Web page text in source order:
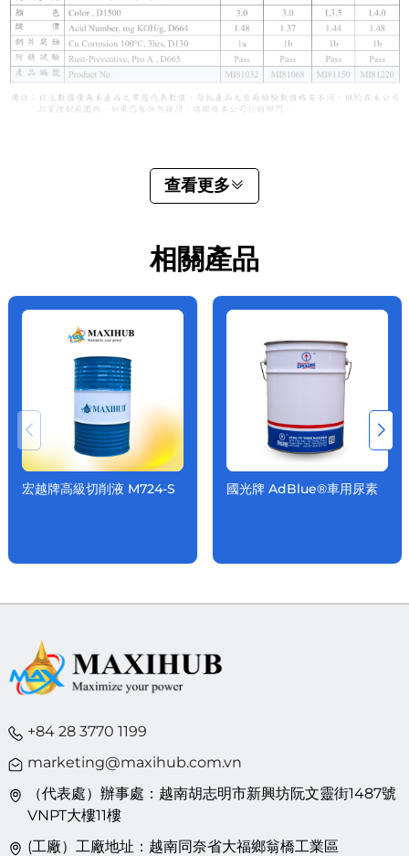
查看更多
相關產品
宏越牌高級切削液 M724-S 國光牌 AdBlue®車用尿素
+84 28 3770 1199
marketing@maxihub.com.vn
（代表處）辦事處：越南胡志明市新興坊阮文靈街1487號
VNPT大樓11樓
(工廠）工廠地址：越南同奈省大福鄉翁橋工業區